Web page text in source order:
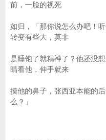
前，一脸的视死
如归，「那你说怎么办吧！
转变有些大，莫非
是睡饱了就精神了？他还没
睛看他，伸手就来
摸他的鼻子，张西亚本能的
么？」